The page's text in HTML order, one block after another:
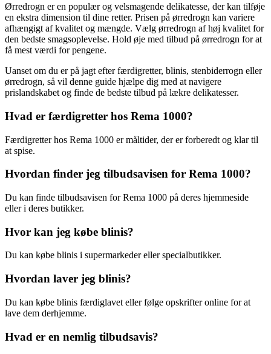
Ørredrogn er en populær og velsmagende delikatesse, der kan tilføje
en ekstra dimension til dine retter. Prisen på ørredrogn kan variere
afhængigt af kvalitet og mængde. Vælg ørredrogn af høj kvalitet for
den bedste smagsoplevelse. Hold øje med tilbud på ørredrogn for at
få mest værdi for pengene.
Uanset om du er på jagt efter færdigretter, blinis, stenbiderrogn eller
ørredrogn, så vil denne guide hjælpe dig med at navigere
prislandskabet og finde de bedste tilbud på lækre delikatesser.
Hvad er færdigretter hos Rema 1000?
Færdigretter hos Rema 1000 er måltider, der er forberedt og klar til
at spise.
Hvordan finder jeg tilbudsavisen for Rema 1000?
Du kan finde tilbudsavisen for Rema 1000 på deres hjemmeside
eller i deres butikker.
Hvor kan jeg købe blinis?
Du kan købe blinis i supermarkeder eller specialbutikker.
Hvordan laver jeg blinis?
Du kan købe blinis færdiglavet eller følge opskrifter online for at
lave dem derhjemme.
Hvad er en nemlig tilbudsavis?